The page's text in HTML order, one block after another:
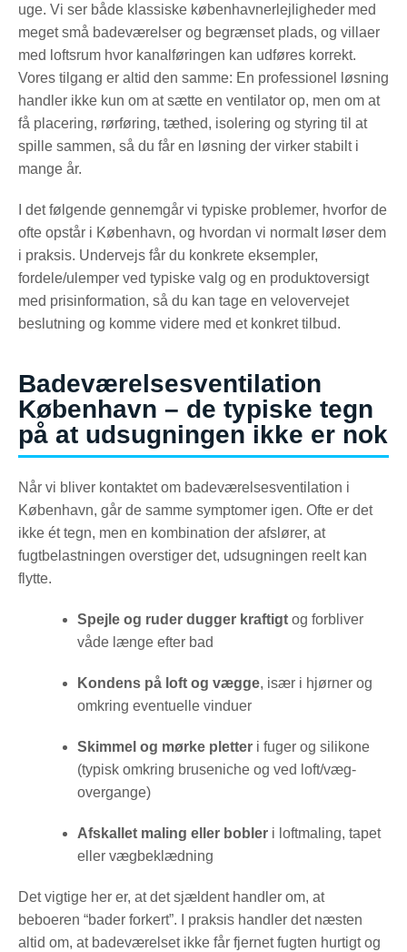
uge. Vi ser både klassiske københavnerlejligheder med
meget små badeværelser og begrænset plads, og villaer
med loftsrum hvor kanalføringen kan udføres korrekt.
Vores tilgang er altid den samme: En professionel løsning
handler ikke kun om at sætte en ventilator op, men om at
få placering, rørføring, tæthed, isolering og styring til at
spille sammen, så du får en løsning der virker stabilt i
mange år.
I det følgende gennemgår vi typiske problemer, hvorfor de
ofte opstår i København, og hvordan vi normalt løser dem
i praksis. Undervejs får du konkrete eksempler,
fordele/ulemper ved typiske valg og en produktoversigt
med prisinformation, så du kan tage en velovervejet
beslutning og komme videre med et konkret tilbud.
Badeværelsesventilation
København – de typiske tegn
på at udsugningen ikke er nok
Når vi bliver kontaktet om badeværelsesventilation i
København, går de samme symptomer igen. Ofte er det
ikke ét tegn, men en kombination der afslører, at
fugtbelastningen overstiger det, udsugningen reelt kan
flytte.
Spejle og ruder dugger kraftigt og forbliver
våde længe efter bad
Kondens på loft og vægge, især i hjørner og
omkring eventuelle vinduer
Skimmel og mørke pletter i fuger og silikone
(typisk omkring bruseniche og ved loft/væg-
overgange)
Afskallet maling eller bobler i loftmaling, tapet
eller vægbeklædning
Det vigtige her er, at det sjældent handler om, at
beboeren “bader forkert”. I praksis handler det næsten
altid om, at badeværelset ikke får fjernet fugten hurtigt og